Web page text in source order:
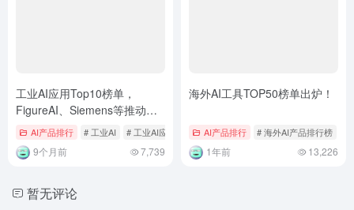
工业AI应用Top10榜单，
FigureAI、Siemens等推动制
造业智能化
AI产品排行 # 工业AI # 工业AI应用
9个月前 7,739
海外AI工具TOP50榜单出炉！
AI产品排行 # 海外AI产品排行榜
1年前 13,226
暂无评论